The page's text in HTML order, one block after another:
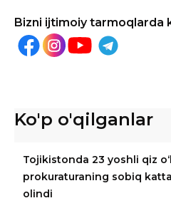
Bizni ijtimoiy tarmoqlarda
Ko'p o'qilganlar
Tojikistonda 23 yoshli qiz
prokuraturaning sobiq
olindi